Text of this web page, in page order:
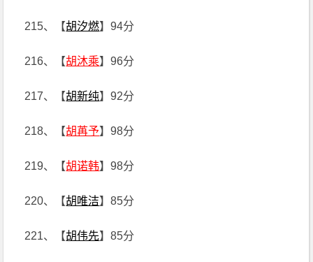
215、【胡汐燃】94分
216、【胡沐乘】96分
217、【胡新纯】92分
218、【胡苒予】98分
219、【胡诺韩】98分
220、【胡唯洁】85分
221、【胡伟先】85分